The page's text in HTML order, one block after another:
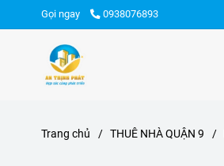
Gọi ngay 0938076893
Trang chủ / THUÊ NHÀ QUẬN 9 /